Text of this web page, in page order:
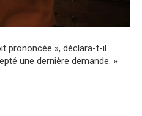
prononcée », déclara-t-il
une dernière demande. »